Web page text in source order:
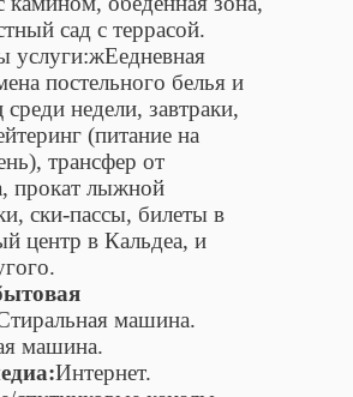
сад с террасой.
услуги:жЕедневная
постельного белья и
среди недели, завтраки,
(питание на
трансфер от
прокат лыжной
ски-пассы, билеты в
центр в Кальдеа, и
машина.
машина.
Интернет.